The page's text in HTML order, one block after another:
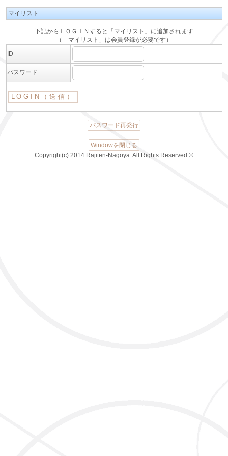
マイリスト
下記からＬＯＧＩＮすると「マイリスト」に追加されます
（「マイリスト」は会員登録が必要です）
ID
パスワード
パスワード再発行
Windowを閉じる
Copyright(c) 2014 Rajiten-Nagoya. All Rights Reserved.©